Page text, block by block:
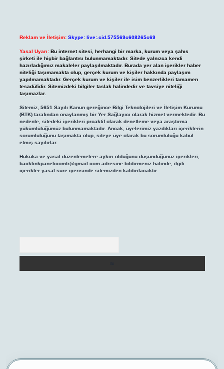
Reklam ve İletişim: Skype: live:.cid.575569c608265c69
Yasal Uyarı: Bu internet sitesi, herhangi bir marka, kurum veya şahıs
şirketi ile hiçbir bağlantısı bulunmamaktadır. Sitede yalnızca kendi
hazırladığımız makaleler paylaşılmaktadır. Burada yer alan içerikler haber
niteliği taşımamakta olup, gerçek kurum ve kişiler hakkında paylaşım
yapılmamaktadır. Gerçek kurum ve kişiler ile isim benzerlikleri tamamen
tesadüfidir. Sitemizdeki bilgiler taslak halindedir ve tavsiye niteliği
taşımazlar.
Sitemiz, 5651 Sayılı Kanun gereğince Bilgi Teknolojileri ve İletişim Kurumu
(BTK) tarafından onaylanmış bir Yer Sağlayıcı olarak hizmet vermektedir. Bu
nedenle, sitedeki içerikleri proaktif olarak denetleme veya araştırma
yükümlülüğümüz bulunmamaktadır. Ancak, üyelerimiz yazdıkları içeriklerin
sorumluluğunu taşımakta olup, siteye üye olarak bu sorumluluğu kabul
etmiş sayılırlar.
Hukuka ve yasal düzenlemelere aykırı olduğunu düşündüğünüz içerikleri,
backlinkpanelicomtr@gmail.comadresine bildirmeniz halinde, ilgili
içerikler yasal süre içerisinde sitemizden kaldırılacaktır.